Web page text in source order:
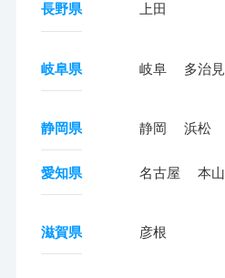
長野県 上田
岐阜県 岐阜 多治見
静岡県 静岡 浜松
愛知県 名古屋 本山
滋賀県 彦根